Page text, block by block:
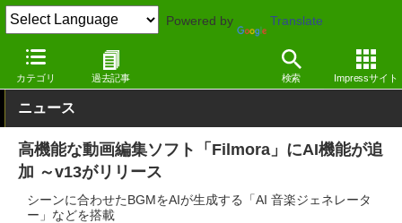
Powered by Translate
カテゴリ 過去記事 検索 Impressサイト
窓の杜 画像・映像・音楽 Windows
ニュース
高機能な動画編集ソフト「Filmora」にAI機能が追
加 ～v13がリリース
シーンに合わせたBGMをAIが生成する「AI 音楽ジェネレータ
ー」などを搭載